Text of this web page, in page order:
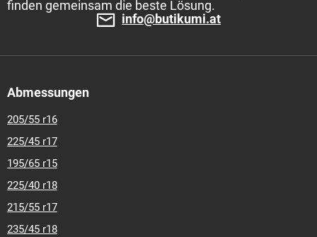
finden gemeinsam die beste Lösung.
info@butikumi.at
Abmessungen
205/55 r16
225/45 r17
195/65 r15
225/40 r18
215/55 r17
235/45 r18